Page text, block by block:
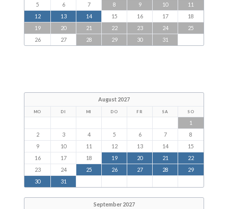
5
6 7 8 9 10
11
12
13 14 15 16 17
18
19
20 21 22 23 24
25
26
27 28 29 30 31
August 2027
MO DI MI DO FR SA SO
1
2
3 4 5 6 7
8
9
10 11 12 13 14
15
16
17 18 19 20 21
22
23
24 25 26 27 28
29
30
31
September 2027